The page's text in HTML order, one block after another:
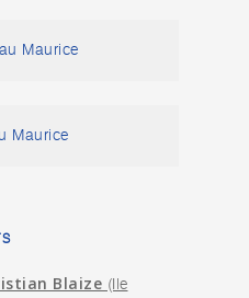
Maurice
Maurice
Blaize (Ile